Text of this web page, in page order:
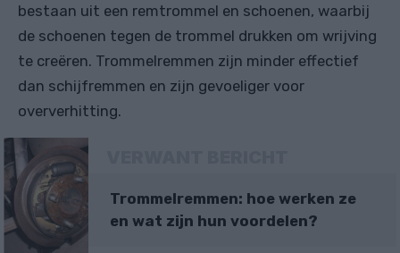
bestaan ​​uit een remtrommel en schoenen, waarbij
de schoenen tegen de trommel drukken om wrijving
te creëren. Trommelremmen zijn minder effectief
dan schijfremmen en zijn gevoeliger voor
oververhitting.
Trommelremmen: hoe werken ze
en wat zijn hun voordelen?